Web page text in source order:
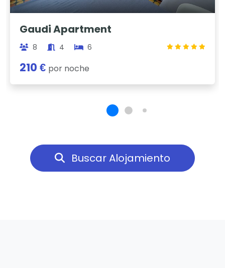
Gaudi Apartment
8 4 6
210 € por noche
Buscar Alojamiento